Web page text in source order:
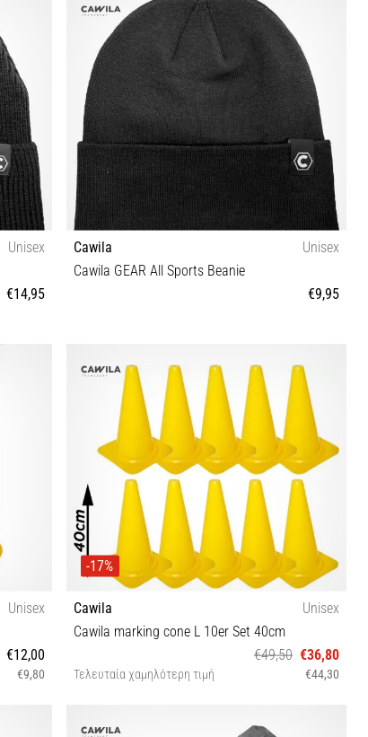
Unisex
€14,95
Cawila
Unisex
Cawila GEAR All Sports Beanie
€9,95
Unisex
€12,00
€9,80
-17%
Cawila
Unisex
Cawila marking cone L 10er Set 40cm
€49,50 €36,80
Τελευταία χαμηλότερη τιμή €44,30